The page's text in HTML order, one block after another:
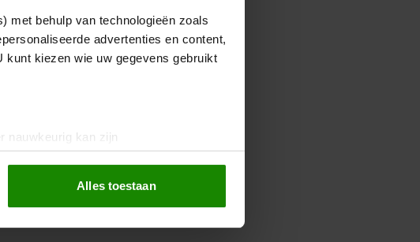
met behulp van technologieën zoals
advertenties en content,
kunt kiezen wie uw gegevens gebruikt
nauwkeurig kan zijn
(fingerprinting)
social media te bieden en om ons
Alles toestaan